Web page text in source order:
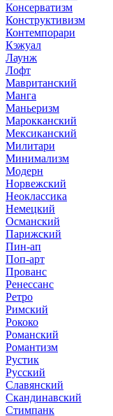
Консерватизм
Конструктивизм
Контемпорари
Кэжуал
Лаунж
Лофт
Мавританский
Манга
Маньеризм
Марокканский
Мексиканский
Милитари
Минимализм
Модерн
Норвежский
Неоклассика
Немецкий
Османский
Парижский
Пин-ап
Поп-арт
Прованс
Ренессанс
Ретро
Римский
Рококо
Романский
Романтизм
Рустик
Русский
Славянский
Скандинавский
Стимпанк